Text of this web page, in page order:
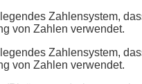
Zahlensystem,
von Zahlen verwendet.
Zahlensystem,
von Zahlen verwendet.